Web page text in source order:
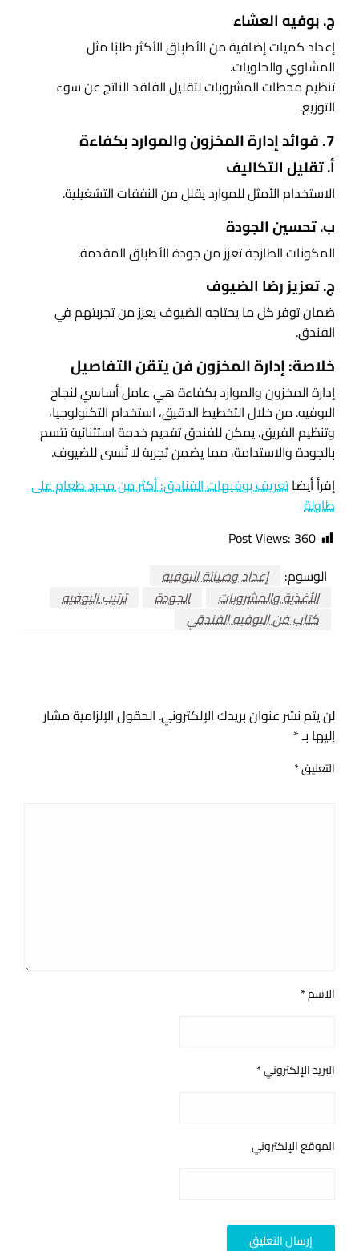
ج. بوفيه العشاء
إعداد كميات إضافية من الأطباق الأكثر طلبًا مثل
المشاوي والحلويات.
تنظيم محطات المشروبات لتقليل الفاقد الناتج عن سوء
التوزيع.
7. فوائد إدارة المخزون والموارد بكفاءة
أ. تقليل التكاليف
الاستخدام الأمثل للموارد يقلل من النفقات التشغيلية.
ب. تحسين الجودة
المكونات الطازجة تعزز من جودة الأطباق المقدمة.
ج. تعزيز رضا الضيوف
ضمان توفر كل ما يحتاجه الضيوف يعزز من تجربتهم في
الفندق.
خلاصة: إدارة المخزون فن يتقن التفاصيل
إدارة المخزون والموارد بكفاءة هي عامل أساسي لنجاح
البوفيه. من خلال التخطيط الدقيق، استخدام التكنولوجيا،
وتنظيم الفريق، يمكن للفندق تقديم خدمة استثنائية تتسم
بالجودة والاستدامة، مما يضمن تجربة لا تُنسى للضيوف.
إقرأ أيضاتعريف بوفيهات الفنادق: أكثر من مجرد طعام على
طاولة
Post Views: 360
الوسوم:
إعداد وصيانة البوفيه
الأغذية والمشروبات
الجودة
ترتيب البوفيه
كتاب فن البوفيه الفندقي
لن يتم نشر عنوان بريدك الإلكتروني. الحقول الإلزامية مشار
إليها بـ*
التعليق*
الاسم*
البريد الإلكتروني*
الموقع الإلكتروني